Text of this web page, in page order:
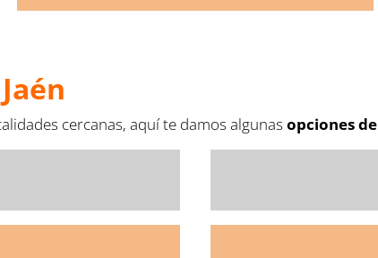
cercanas, aquí te damos algunasopciones